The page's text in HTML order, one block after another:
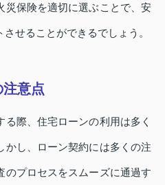
災保険を適切に選ぶことで、安
せることができるでしょう。
意点
際、住宅ローンの利用は多く
かし、ローン契約には多くの注
のプロセスをスムーズに通過す